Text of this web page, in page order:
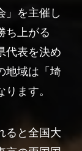
」を主催し
ち上がる
代表を決め
地域は「埼
ます。
ると全国大